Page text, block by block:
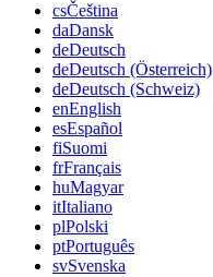
csČeština
daDansk
deDeutsch
deDeutsch (Österreich)
deDeutsch (Schweiz)
enEnglish
esEspañol
fiSuomi
frFrançais
huMagyar
itItaliano
plPolski
ptPortuguês
svSvenska